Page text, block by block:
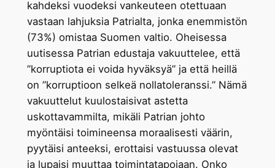
kahdeksi vuodeksi vankeuteen otettuaan
vastaan lahjuksia Patrialta, jonka enemmistön
(73%) omistaa Suomen valtio. Oheisessa
uutisessa Patrian edustaja vakuuttelee, että
”korruptiota ei voida hyväksyä” ja että heillä
on ”korruptioon selkeä nollatoleranssi.” Nämä
vakuuttelut kuulostaisivat astetta
uskottavammilta, mikäli Patrian johto
myöntäisi toimineensa moraalisesti väärin,
pyytäisi anteeksi, erottaisi vastuussa olevat
ja lupaisi muuttaa toimintatapojaan. Onko